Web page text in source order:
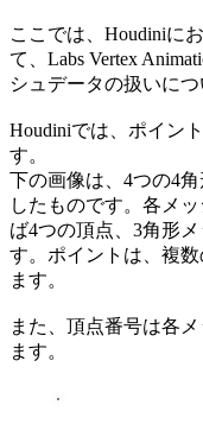
ここでは、Houdiniに
て、Labs Vertex
シュデータの扱いに
Houdiniでは、ポイン
す。
下の画像は、4つの4
したものです。各メ
ば4つの頂点、3角形
す。ポイントは、複
ます。
また、頂点番号は各
ます。